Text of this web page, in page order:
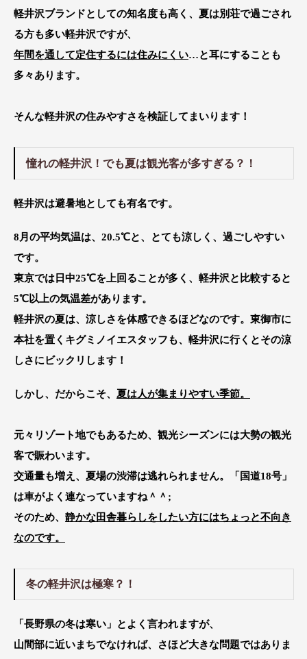
軽井沢ブランドとしての知名度も高く、夏は別荘で過ごされ
る方も多い軽井沢ですが、
年間を通して定住するには住みにくい…と耳にすることも
多々あります。
そんな軽井沢の住みやすさを検証してまいります！
憧れの軽井沢！でも夏は観光客が多すぎる？！
軽井沢は避暑地としても有名です。
8月の平均気温は、20.5℃と、とても涼しく、過ごしやすい
です。
東京では日中25℃を上回ることが多く、軽井沢と比較すると
5℃以上の気温差があります。
軽井沢の夏は、涼しさを体感できるほどなのです。東御市に
本社を置くキグミノイエスタッフも、軽井沢に行くとその涼
しさにビックリします！
しかし、だからこそ、 夏は人が集まりやすい季節。
元々リゾート地でもあるため、観光シーズンには大勢の観光
客で賑わいます。
交通量も増え、夏場の渋滞は逃れられません。「国道18号」
は車がよく連なっていますね＾＾;
そのため、 静かな田舎暮らしをしたい方にはちょっと不向き
なのです。
冬の軽井沢は極寒？！
「長野県の冬は寒い」とよく言われますが、
山間部に近いまちでなければ、さほど大きな問題ではありま